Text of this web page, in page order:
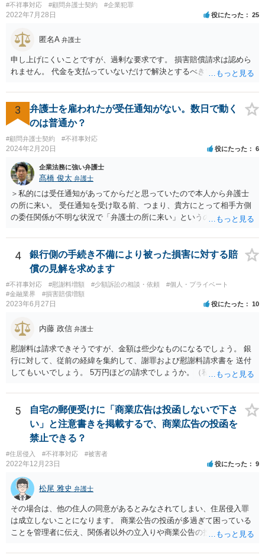
とも、ぶつけられたゆうちょ銀行があなたと契約するかは法律上ゆう
ちょ銀行の自由です。
#不祥事対応 #顧問弁護士契約 #企業犯罪
2022年7月28日 役にたった 25
匿名A 弁護士
申し上げにくいことですが、過剰な要求です。 損害賠償請求は認めら
れません。 代金を支払っていないだけで解決とするべきでしょう。
3
弁護士を雇われたが受任通知がない。数日で動く
のは普通か？
#顧問弁護士契約 #不祥事対応
2024年2月20日 役にたった 6
企業法務に強い弁護士
髙橋 俊太 弁護士
＞私的には受任通知があってからだと思っていたので本人から弁護士
の所に来い。 受任通知を受け取る前、つまり、貴方にとって相手方側
の委任関係が不明な状況で「弁護士の所に来い」というのは、さすが
絡がきますよね？ 通常はそのような初動となります。
4
銀行側の手続き不備により被った損害に対する賠
償の見解を求めます
#不祥事対応 #慰謝料増額 #少額訴訟の相談・依頼
#個人・プライベート
#金融業界
#損害賠償増額
2023年6月27日 役にたった 10
内藤 政信 弁護士
慰謝料は請求できそうですが、金額は些少なものになるでしょう。 銀
行に対して、従前の経緯を集約して、謝罪および慰謝料請求書を 送付
してもいいでしょう。 5万円ほどの請求でしょうか。（私見）
5
自宅の郵便受けに「商業広告は投函しないで下さ
い」と注意書きを掲載するで、商業広告の投函を
禁止できる？
#住居侵入 #不祥事対応 #被害者
2022年12月23日 役にたった 9
松尾 雅史 弁護士
その場合は、他の住人の同意があるとみなされてしまい、住居侵入罪
は成立しないことになります。 商業公告の投函が多過ぎて困っている
ことを管理者に伝え、関係者以外の立入りや商業公告の投函を禁ずる